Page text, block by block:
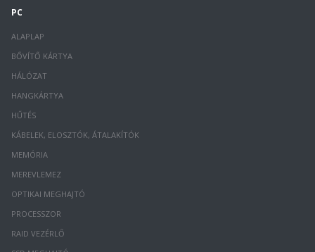
PC
ALAPLAP
BŐVÍTŐ KÁRTYA
HÁLÓZAT
HANGKÁRTYA
HŰTÉS
KÁBELEK, ELOSZTÓK, ÁTALAKÍTÓK
MEMÓRIA
MEREVLEMEZ
OPTIKAI MEGHAJTÓ
PROCESSZOR
RAID VEZÉRLŐ